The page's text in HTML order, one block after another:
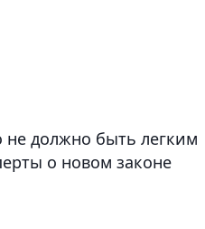
не должно быть легким
о новом законе